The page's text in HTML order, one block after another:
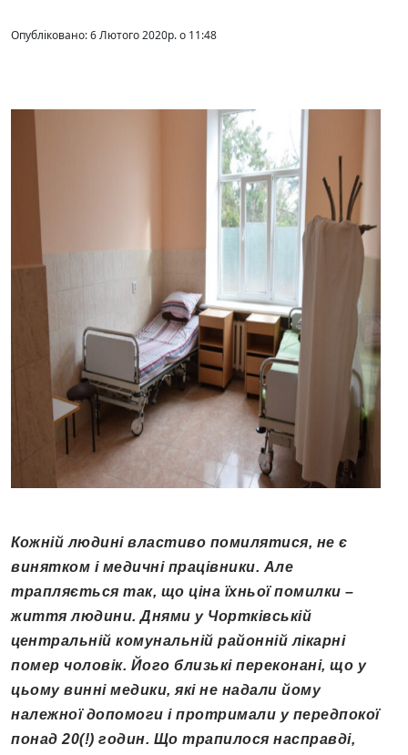
Опубліковано: 6 Лютого 2020р. о 11:48
Кожній людині властиво помилятися, не є
винятком і медичні працівники. Але
трапляється так, що ціна їхньої помилки –
життя людини. Днями у Чортківській
центральній комунальній районній лікарні
помер чоловік. Його близькі переконані, що у
цьому винні медики, які не надали йому
належної допомоги і протримали у передпокої
понад 20(!) годин. Що трапилося насправді,